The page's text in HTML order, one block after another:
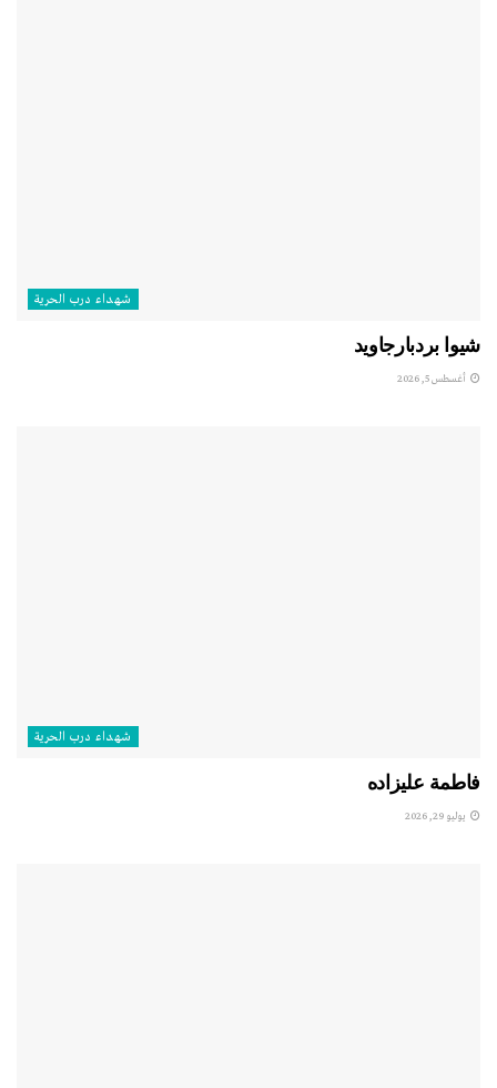
شهداء درب الحرية
شيوا بردبارجاويد
أغسطس 5, 2026
شهداء درب الحرية
فاطمة عليزاده
يوليو 29, 2026